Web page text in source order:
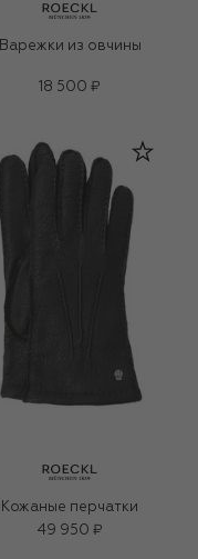
Варежки из овчины
18 500 ₽
Кожаные перчатки
49 950 ₽